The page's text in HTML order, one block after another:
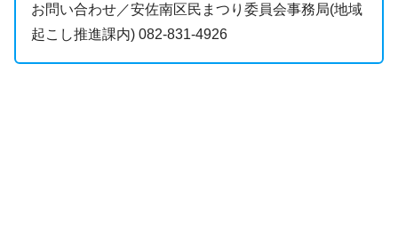
お問い合わせ／安佐南区民まつり委員会事務局(地域
起こし推進課内) 082-831-4926